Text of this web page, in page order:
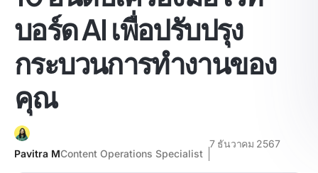
บอร์ด AI เพื่อปรับปรุง
กระบวนการทำงานของ
คุณ
Pavitra MContent Operations Specialist
7 ธันวาคม 2567